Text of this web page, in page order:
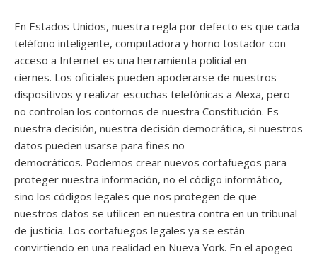
En Estados Unidos, nuestra regla por defecto es que cada
teléfono inteligente, computadora y horno tostador con
acceso a Internet es una herramienta policial en
ciernes. Los oficiales pueden apoderarse de nuestros
dispositivos y realizar escuchas telefónicas a Alexa, pero
no controlan los contornos de nuestra Constitución. Es
nuestra decisión, nuestra decisión democrática, si nuestros
datos pueden usarse para fines no
democráticos. Podemos crear nuevos cortafuegos para
proteger nuestra información, no el código informático,
sino los códigos legales que nos protegen de que
nuestros datos se utilicen en nuestra contra en un tribunal
de justicia. Los cortafuegos legales ya se están
convirtiendo en una realidad en Nueva York. En el apogeo